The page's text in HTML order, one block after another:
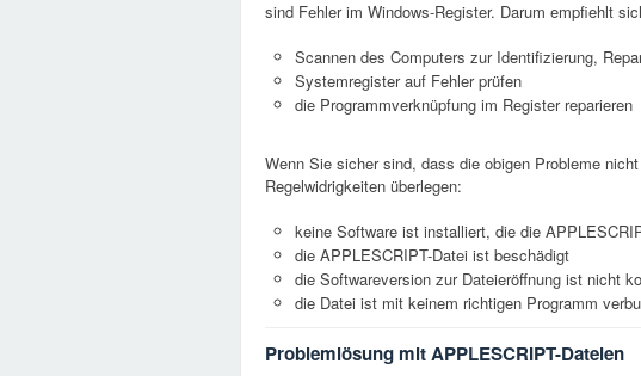
sind Fehler im Windows-Register. Darum empfiehlt
Scannen des Computers zur Identifizierung,
Systemregister auf Fehler prüfen
die Programmverknüpfung im Register reparieren
Wenn Sie sicher sind, dass die obigen Probleme
Regelwidrigkeiten überlegen:
keine Software ist installiert, die die
die APPLESCRIPT-Datei ist beschädigt
die Softwareversion zur Dateieröffnung ist nicht
die Datei ist mit keinem richtigen Programm
Problemlösung mit APPLESCRIPT-Dateien